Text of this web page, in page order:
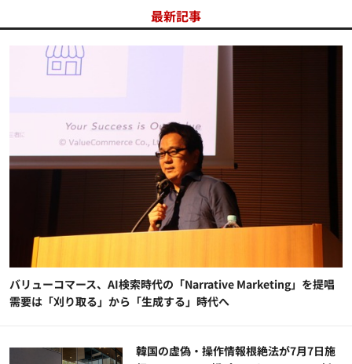
最新記事
バリューコマース、AI検索時代の「Narrative Marketing」を提唱
需要は「刈り取る」から「生成する」時代へ
韓国の虚偽・操作情報根絶法が7月7日施